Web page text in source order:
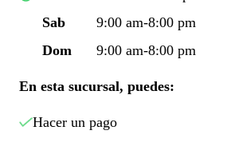
Sab
9:00 am-8:00 pm
Dom
9:00 am-8:00 pm
En esta sucursal, puedes:
Hacer un pago